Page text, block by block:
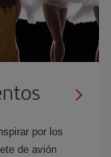
por los
de avión